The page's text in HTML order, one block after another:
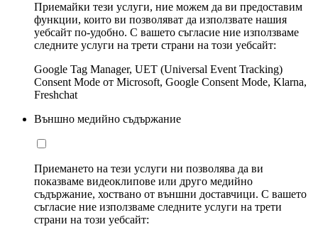
Приемайки тези услуги, ние можем да ви предоставим
функции, които ви позволяват да използвате нашия
уебсайт по-удобно. С вашето съгласие ние използваме
следните услуги на трети страни на този уебсайт:
Google Tag Manager, UET (Universal Event Tracking)
Consent Mode от Microsoft, Google Consent Mode, Klarna,
Freshchat
Външно медийно съдържание
Приемането на тези услуги ни позволява да ви
показваме видеоклипове или друго медийно
съдържание, хоствано от външни доставчици. С вашето
съгласие ние използваме следните услуги на трети
страни на този уебсайт: